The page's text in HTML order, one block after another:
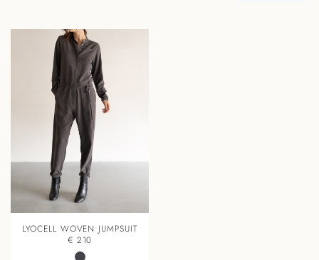
LYOCELL WOVEN JUMPSUIT
€ 210